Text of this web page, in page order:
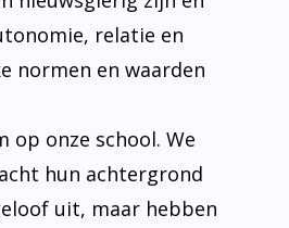
relatie en
normen en waarden
op onze school. We
hun achtergrond
uit, maar hebben